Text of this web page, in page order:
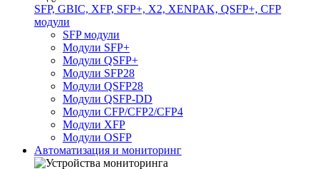
SFP, GBIC, XFP, SFP+, X2, XENPAK, QSFP+, CFP
модули
SFP модули
Модули SFP+
Модули QSFP+
Модули SFP28
Модули QSFP28
Модули QSFP-DD
Модули CFP/CFP2/CFP4
Модули XFP
Модули OSFP
Автоматизация и мониторинг